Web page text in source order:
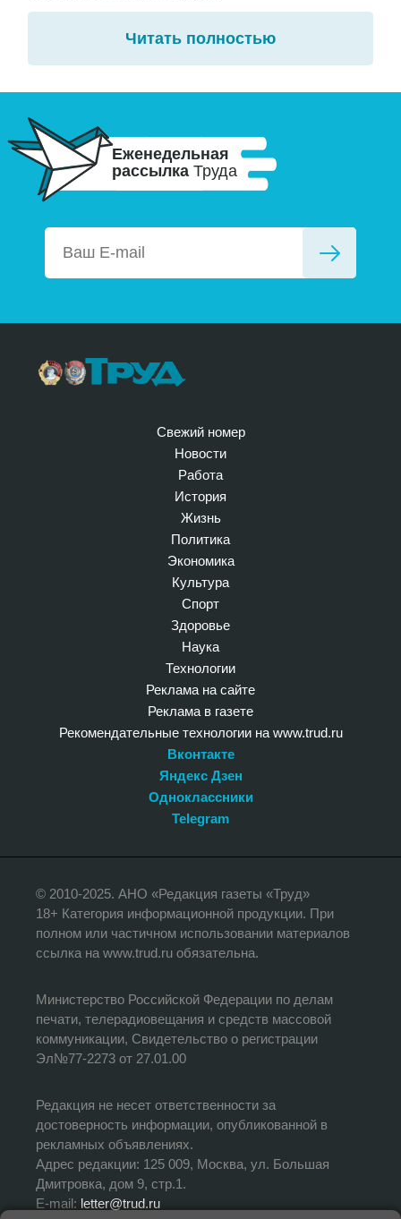
Читать полностью
Еженедельная
рассылка Труда
Свежий номер
Новости
Работа
История
Жизнь
Политика
Экономика
Культура
Спорт
Здоровье
Наука
Технологии
Реклама на сайте
Реклама в газете
Рекомендательные технологии на www.trud.ru
Вконтакте
Яндекс Дзен
Одноклассники
Telegram
© 2010-2025. АНО «Редакция газеты «Труд»
18+ Категория информационной продукции. При
полном или частичном использовании материалов
ссылка на www.trud.ru обязательна.
Министерство Российской Федерации по делам
печати, телерадиовещания и средств массовой
коммуникации, Свидетельство о регистрации
Эл№77-2273 от 27.01.00
Редакция не несет ответственности за
достоверность информации, опубликованной в
рекламных объявлениях.
Адрес редакции: 125 009, Москва, ул. Большая
Дмитровка, дом 9, стр.1.
E-mail: letter@trud.ru